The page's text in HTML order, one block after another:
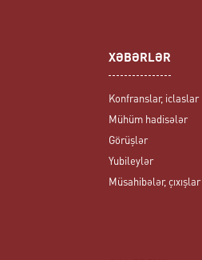
XƏBƏRLƏR
Konfranslar, iclaslar
Mühüm hadisələr
Görüşlər
Yubileylər
Müsahibələr, çıxışlar